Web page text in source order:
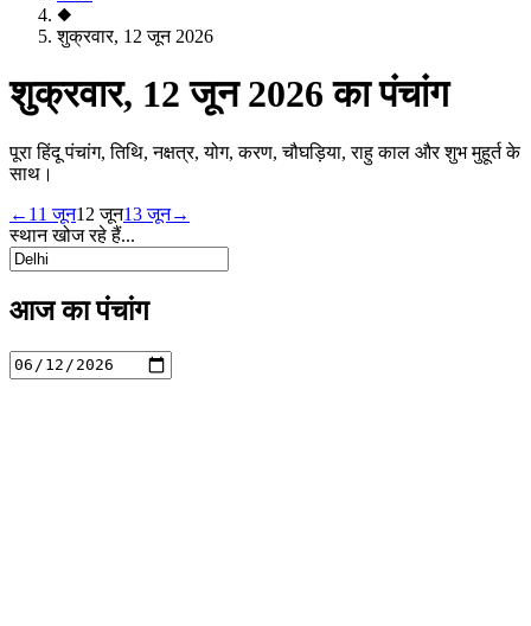
◆
शुक्रवार, 12 जून 2026
शुक्रवार, 12 जून 2026 का पंचांग
पूरा हिंदू पंचांग, तिथि, नक्षत्र, योग, करण, चौघड़िया, राहु काल और शुभ मुहूर्त के
साथ।
← 11 जून12 जून13 जून→
स्थान खोज रहे हैं...
आज का पंचांग